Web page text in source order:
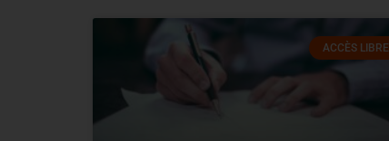
ACCÈS LIBRE